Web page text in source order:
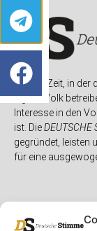
In einer Zeit, in der
eigene Volk
Interesse in den
ist. DieDEUTSCHE
gegründet, leisten
für eine